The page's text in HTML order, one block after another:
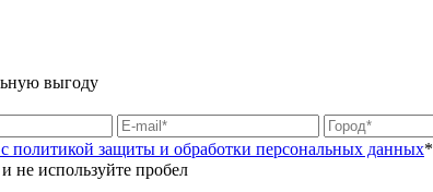
выгоду
политикой защиты и обработки персональных данных*
не используйте пробел